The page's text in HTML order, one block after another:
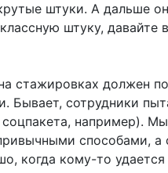
штуки. А дальше
штуку,
стажировках должен
Бывает, сотрудники
например).
способами, а
когда кому-то